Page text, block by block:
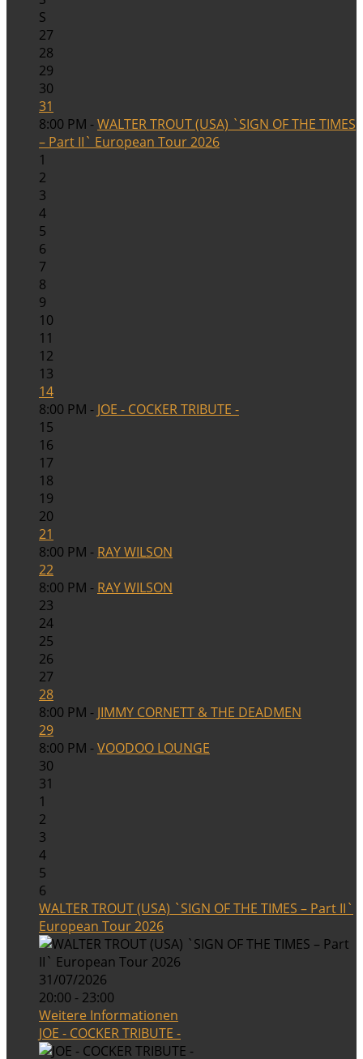
S
27
28
29
30
31
8:00 PM -WALTER TROUT (USA) `SIGN OF THE TIMES
– Part II` European Tour 2026
1
2
3
4
5
6
7
8
9
10
11
12
13
14
8:00 PM - JOE - COCKER TRIBUTE -
15
16
17
18
19
20
21
8:00 PM - RAY WILSON
22
8:00 PM - RAY WILSON
23
24
25
26
27
28
8:00 PM - JIMMY CORNETT & THE DEADMEN
29
8:00 PM -VOODOO LOUNGE
30
31
1
2
3
4
5
6
WALTER TROUT (USA) `SIGN OF THE TIMES – Part II`
European Tour 2026
31/07/2026
20:00 - 23:00
Weitere Informationen
JOE - COCKER TRIBUTE -